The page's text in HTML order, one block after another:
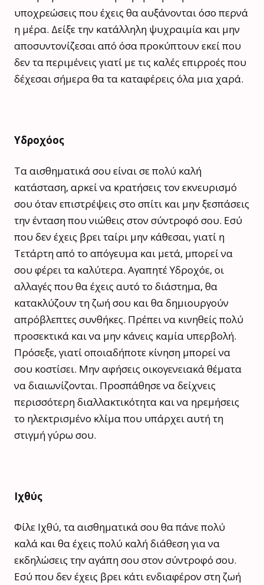
υποχρεώσεις που έχεις θα αυξάνονται όσο περνά
η μέρα. Δείξε την κατάλληλη ψυχραιμία και μην
αποσυντονίζεσαι από όσα προκύπτουν εκεί που
δεν τα περιμένεις γιατί με τις καλές επιρροές που
δέχεσαι σήμερα θα τα καταφέρεις όλα μια χαρά.
Υδροχόος
Τα αισθηματικά σου είναι σε πολύ καλή
κατάσταση, αρκεί να κρατήσεις τον εκνευρισμό
σου όταν επιστρέψεις στο σπίτι και μην ξεσπάσεις
την ένταση που νιώθεις στον σύντροφό σου. Εσύ
που δεν έχεις βρει ταίρι μην κάθεσαι, γιατί η
Τετάρτη από το απόγευμα και μετά, μπορεί να
σου φέρει τα καλύτερα. Αγαπητέ Υδροχόε, οι
αλλαγές που θα έχεις αυτό το διάστημα, θα
κατακλύζουν τη ζωή σου και θα δημιουργούν
απρόβλεπτες συνθήκες. Πρέπει να κινηθείς πολύ
προσεκτικά και να μην κάνεις καμία υπερβολή.
Πρόσεξε, γιατί οποιαδήποτε κίνηση μπορεί να
σου κοστίσει. Μην αφήσεις οικογενειακά θέματα
να διαιωνίζονται. Προσπάθησε να δείχνεις
περισσότερη διαλλακτικότητα και να ηρεμήσεις
το ηλεκτρισμένο κλίμα που υπάρχει αυτή τη
στιγμή γύρω σου.
Ιχθύς
Φίλε Ιχθύ, τα αισθηματικά σου θα πάνε πολύ
καλά και θα έχεις πολύ καλή διάθεση για να
εκδηλώσεις την αγάπη σου στον σύντροφό σου.
Εσύ που δεν έχεις βρει κάτι ενδιαφέρον στη ζωή